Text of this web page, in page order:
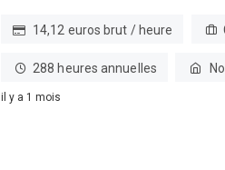
14,12 euros brut / heure
288 heures annuelles
il y a 1 mois